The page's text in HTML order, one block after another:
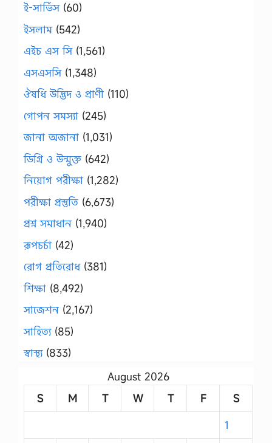
ই-সার্ভিস(60)
ইসলাম(542)
এইচ এস সি(1,561)
এসএসসি(1,348)
ঔষধি উদ্ভিদ ও প্রাণী (110)
গোপন সমস্যা (245)
জানা অজানা (1,031)
ডিগ্রি ও উন্মুক্ত (642)
নিয়োগ পরীক্ষা (1,282)
পরীক্ষা প্রস্তুতি (6,673)
প্রশ্ন সমাধান (1,940)
রূপচর্চা (42)
রোগ প্রতিরোধ(381)
শিক্ষা (8,492)
সাজেশন (2,167)
সাহিত্য(85)
স্বাস্থ্য(833)
August 2026
S
M T W T F
S
1